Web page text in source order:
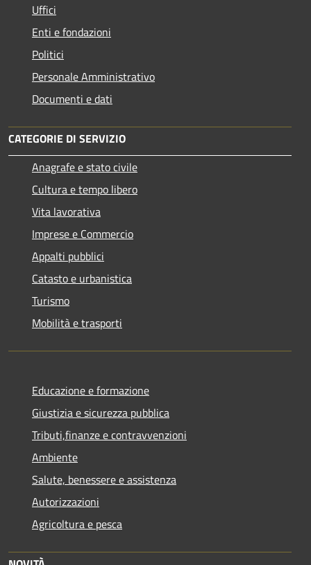
Uffici
Enti e fondazioni
Politici
Personale Amministrativo
Documenti e dati
CATEGORIE DI SERVIZIO
Anagrafe e stato civile
Cultura e tempo libero
Vita lavorativa
Imprese e Commercio
Appalti pubblici
Catasto e urbanistica
Turismo
Mobilità e trasporti
Educazione e formazione
Giustizia e sicurezza pubblica
Tributi,finanze e contravvenzioni
Ambiente
Salute, benessere e assistenza
Autorizzazioni
Agricoltura e pesca